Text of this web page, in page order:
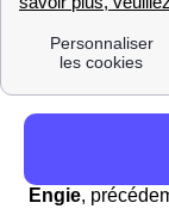
pour toute
auxoffres de
le réseau le
Vouvray-Sur-
Engie,